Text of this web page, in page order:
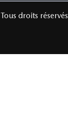
Tous droits réservés